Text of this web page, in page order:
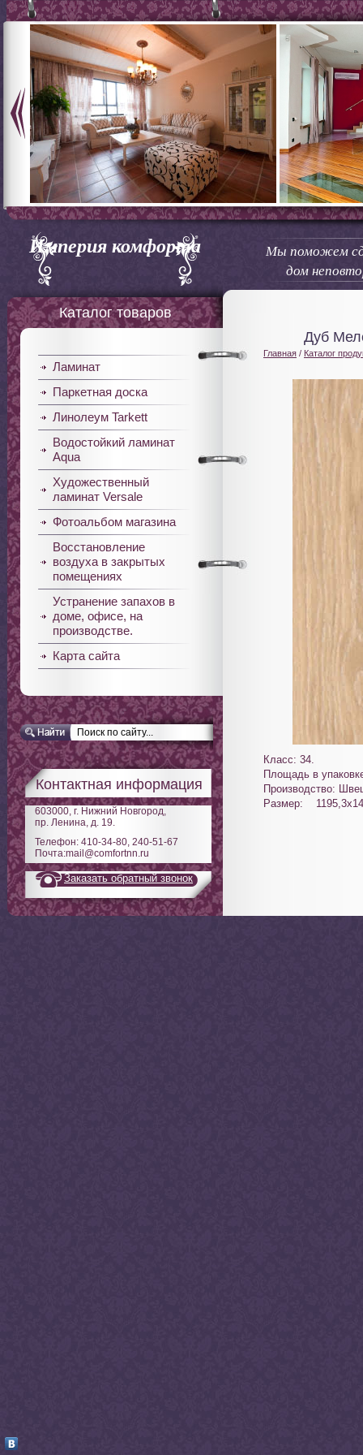
Империя комфорта
Мы поможем
дом
Каталог товаров
Ламинат
Паркетная доска
Линолеум Tarkett
Водостойкий ламинат
Aqua
Художественный
ламинат Versale
Фотоальбом магазина
Восстановление
воздуха в закрытых
помещениях
Устранение запахов в
доме, офисе, на
производстве.
Карта сайта
Контактная информация
603000, г. Нижний Новгород,
пр. Ленина, д. 19.
Телефон: 410-34-80, 240-51-67
Почта:mail@comfortnn.ru
Заказать обратный звонок
Дуб
Главная / Каталог
Класс: 34.
Площадь в
Производство:
Размер: